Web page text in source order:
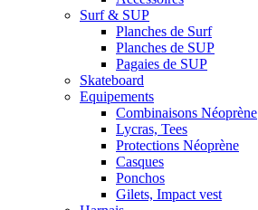
Surf & SUP
Planches de Surf
Planches de SUP
Pagaies de SUP
Skateboard
Equipements
Combinaisons Néoprène
Lycras, Tees
Protections Néoprène
Casques
Ponchos
Gilets, Impact vest